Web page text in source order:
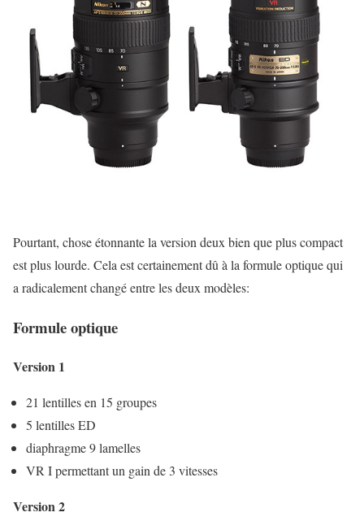
Pourtant, chose étonnante la version deux bien que plus compact
est plus lourde. Cela est certainement dû à la formule optique qui
a radicalement changé entre les deux modèles:
Formule optique
Version 1
21 lentilles en 15 groupes
5 lentilles ED
diaphragme 9 lamelles
VR I permettant un gain de 3 vitesses
Version 2